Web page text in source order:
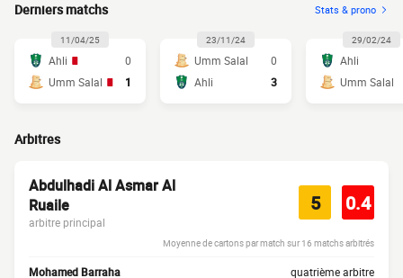
Derniers matchs Stats & prono
11/04/25
Ahli
0
Umm Salal
1
23/11/24
Umm Salal
0
Ahli
3
29/02/24
Ahli
Umm Salal
Arbitres
Abdulhadi Al Asmar Al
Ruaile
arbitre principal
5 0.4
Moyenne de cartons par match sur 16 matchs arbitrés
Mohamed Barraha quatrième arbitre